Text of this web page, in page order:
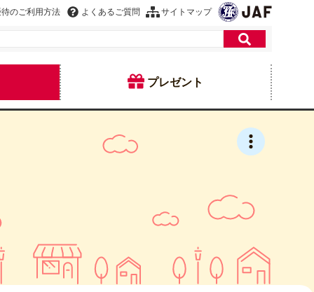
のご利用方法 よくあるご質問 サイトマップ
プレゼント